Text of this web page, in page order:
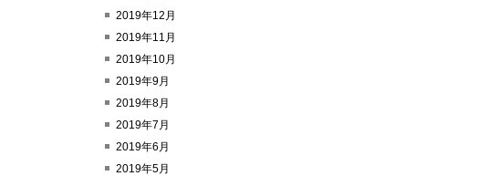
2019年12月
2019年11月
2019年10月
2019年9月
2019年8月
2019年7月
2019年6月
2019年5月